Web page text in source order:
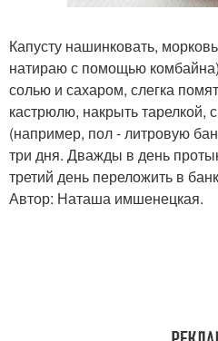
Капусту нашинковать,
натираю с помощью
солью и сахаром, слегка
кастрюлю, накрыть тарелкой,
(например, пол - литровую
три дня. Дважды в день
третий день переложить в
Автор: Наташа имшенецкая.